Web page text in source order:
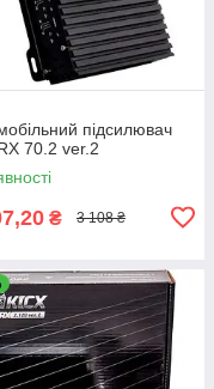
підсилювач
70.2 ver.2
₴ 3 108 ₴